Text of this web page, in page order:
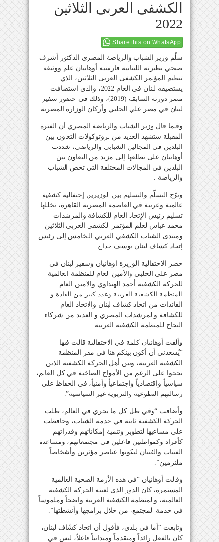
الكشفى العربى الثلاثين
2022
Share this on WhatsApp
سلّم وزير الشباب والرياضة المصري الدكتور أشرف
صبحي نظيرته اللبنانية فارتينيه أوهانيان علم ووثيقة
تنظيم المؤتمر الكشفى العربى الثلاثين، الذي
يستضيفه لبنان في العام 2022، والذي استضافت
مصر دورته السابقة (2019)، وذلك في حضور سفير
لبنان في مصر علي الحلبي وأركان الوزارة المصرية.
وفيما قال وزير الشباب والرياضة المصري أن الفترة
المقبلة ستشهد العديد من بروتوكولات التعاون بين
البلدين في المجالين الشبابي والرياضي، شددت
أوهانيان على تطلعها إلى مزيد من التعاون بين
البلدين فى المجالات المختلفة التى تخص الشباب
والرياضة .
وتوّج التسلّم والتسليم بين الوزيرين إحتفالية كشفية
عالمية وعربية في العاصمة المصرية القاهرة، تخللها
تسليم رئيس الإتحاد العام للكشافة والمرشدات
محمد عباس لعلم المؤتمر الكشفي العربي الثلاثين
ومنتدى الشباب الكشفي العربي الـخامس إلى رئيس
إتحاد كشاف لبنان يوسف خداج.
حضر الاحتفالية الوزيرة اوهانيان وسفير لبنان في
مصر علي الحلبي والأمين العام للمنظمة العالمية
للحركة الكشفية أحمد الهنداوي والامين العام
للمنظمة الكشفية العربية وعدد كبير من القادة و
القائدات من اتحاد كشاف لبنان والاتحاد العام
للكشافة والمرشدات المصري و العديد من شركاء
النجاح للمنظمة الكشفية العربية.
وألقت أوهانيان كلمة في الاحتفالية قالت فيها
“يُسعدني أن أكون بينكم هنا في مقر المنظمة
الكشفية العربية، وبين أهل الحركة الكشفية الذين
نجحوا على الرغم من الأمواج الصاخبة في كل العالم،
سياسياً واقتصادياً واجتماعياً وأمنياً، في الحفاظ على
رسالتهم التطوعية والتربوية غير السياسية”.
وأضافت “وفي ظل كل ما يجري في العالم، ظلت
الحركة الكشفية ثابتة في خدمة الشباب، وحافظت
على مساعيها لتطوير وتنمية إمكاناتهم وقدراتهم
كأفراد وكمواطنين فاعلين في مجتمعاتهم، ومساعدة
الفتيات والفتيان ليكونوا عناصر مؤثرين وأشخاصاً
ملتزمين”.
وقالت أوهانيان “في هذه الأزمة الصحية العالمية
المستمرة، كان الدور الذي لعبته الحركة الكشفية
العالمية، والمنظمة الكشفية العربية واضحاً وملموساً
في خدمة المجتمع، من خلال برامجها وأنشطتها”.
وتابعت “أما في بلدي، فأقول أن اتحاد كشّاف لبنان،
كان بالفعل رائداً ومتقدماً وميدانياً فاعلاً، ليس في